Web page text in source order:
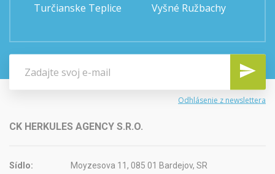
Turčianske Teplice
Vyšné Ružbachy
Odhlásenie z newslettera
CK HERKULES AGENCY S.R.O.
Sídlo:
Moyzesova 11, 085 01 Bardejov, SR